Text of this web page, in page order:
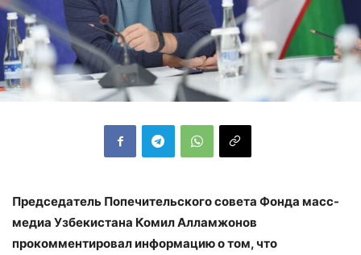
Председатель Попечительского совета Фонда масс-
медиа Узбекистана Комил Алламжонов
прокомментировал информацию о том, что